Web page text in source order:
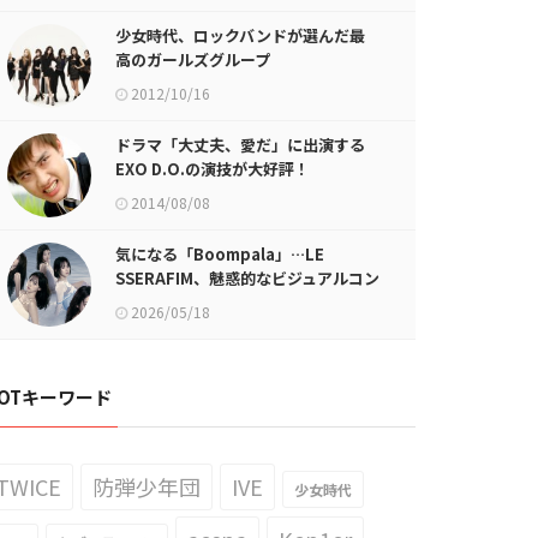
少女時代、ロックバンドが選んだ最
高のガールズグループ
2012/10/16
ドラマ「大丈夫、愛だ」に出演する
EXO D.O.の演技が大好評！
2014/08/08
気になる「Boompala」…LE
SSERAFIM、魅惑的なビジュアルコン
セプト公開！
2026/05/18
キーワード
防弾少年団 IVE 少女時代